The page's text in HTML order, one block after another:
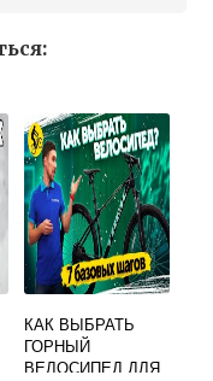
КАК ВЫБРАТЬ
ГОРНЫЙ
ВЕЛОСИПЕД ДЛЯ